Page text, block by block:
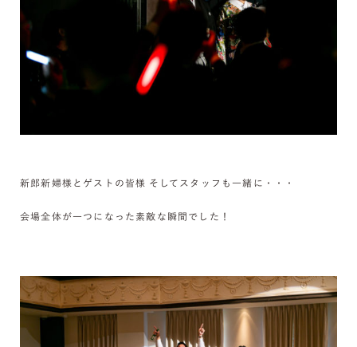
新郎新婦様とゲストの皆様 そしてスタッフも一緒に・・・
会場全体が一つになった素敵な瞬間でした！